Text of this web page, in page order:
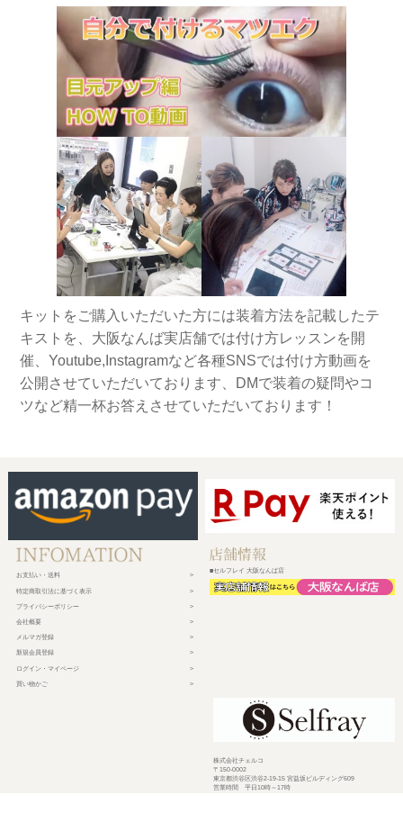
キットをご購入いただいた方には装着方法を記載したテ
キストを、大阪なんば実店舗では付け方レッスンを開
催、Youtube,Instagramなど各種SNSでは付け方動画を
公開させていただいております、DMで装着の疑問やコ
ツなど精一杯お答えさせていただいております！
お支払い・送料
特定商取引法に基づく表示
プライバシーポリシー
会社概要
メルマガ登録
新規会員登録
ログイン・マイページ
買い物かご
■セルフレイ 大阪なんば店
株式会社チェルコ
〒150-0002
東京都渋谷区渋谷2-19-15 宮益坂ビルディング609
営業時間 平日10時～17時